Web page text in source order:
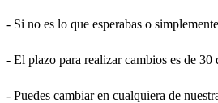
- Si no es lo que esperabas o
- El plazo para realizar cambios es de 30
- Puedes cambiar en cualquiera de